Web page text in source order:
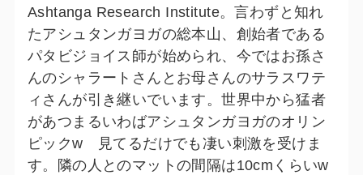
Ashtanga Research Institute。言わずと知れ
たアシュタンガヨガの総本山、創始者である
パタビジョイス師が始められ、今ではお孫さ
んのシャラートさんとお母さんのサラスワテ
ィさんが引き継いでいます。世界中から猛者
があつまるいわばアシュタンガヨガのオリン
ピックw 見てるだけでも凄い刺激を受けま
す。隣の人とのマットの間隔は10cmくらいw